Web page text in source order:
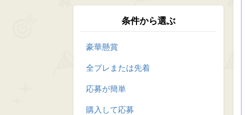
条件から選ぶ
豪華懸賞
全プレまたは先着
応募が簡単
購入して応募